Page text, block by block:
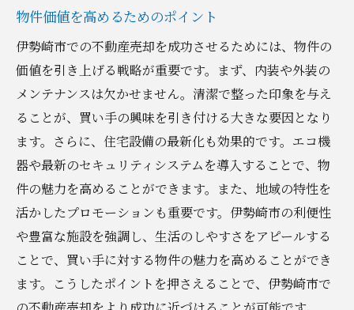
物件価値を高めるためのポイント
伊勢崎市での不動産売却を成功させるためには、物件の
価値を引き上げる戦略が重要です。まず、内装や外装の
メンテナンスは欠かせません。清潔で整った印象を与え
ることが、買い手の興味を引き付ける大きな要因となり
ます。さらに、住宅設備の最新化も効果的です。エコ機
器や最新のセキュリティシステムを導入することで、物
件の魅力を高めることができます。また、地域の特性を
活かしたプロモーションも重要です。伊勢崎市の利便性
や豊富な施設を強調し、生活のしやすさをアピールする
ことで、買い手に対する物件の魅力を高めることができ
ます。こうしたポイントを押さえることで、伊勢崎市で